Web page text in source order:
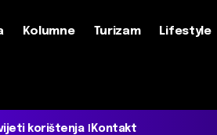
Kolumne Turizam Lifestyle
korištenja Kontakt